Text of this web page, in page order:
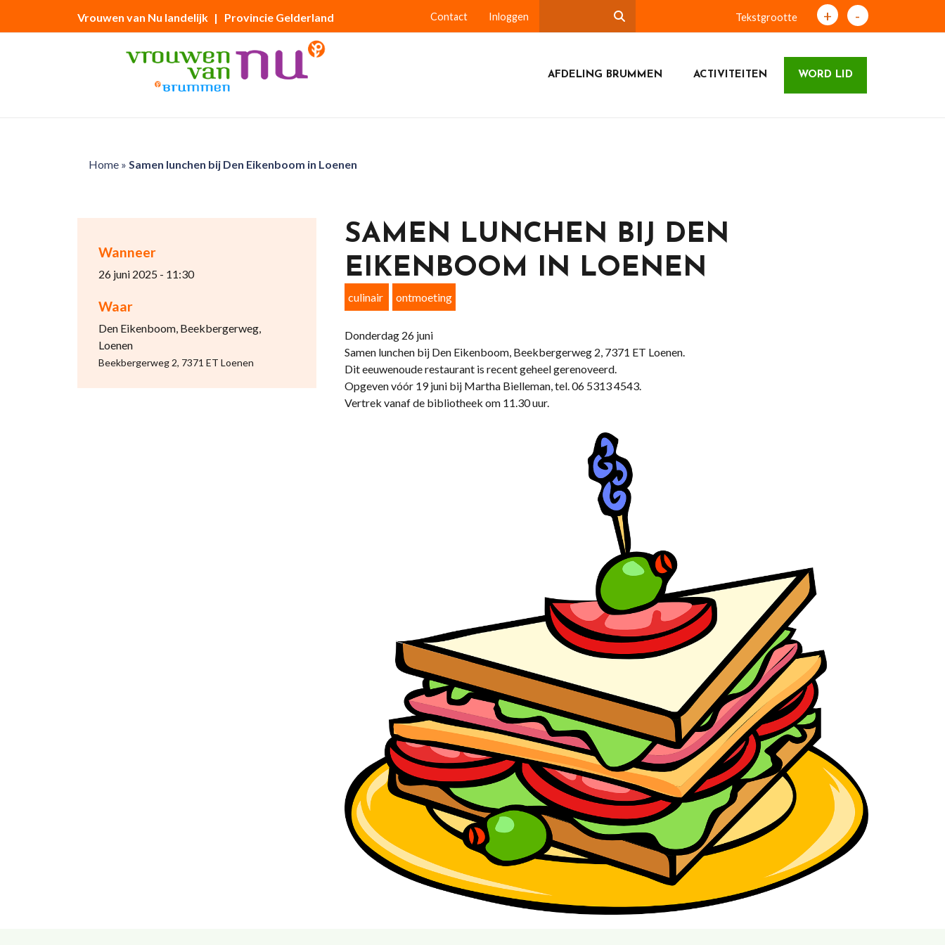
Vrouwen van Nu landelijk | Provincie Gelderland Contact Inloggen Tekstgrootte + -
AFDELING BRUMMEN ACTIVITEITEN WORD LID
Home» Samen lunchen bij Den Eikenboom in Loenen
Wanneer
26 juni 2025 - 11:30
Waar
Den Eikenboom, Beekbergerweg,
Loenen
Beekbergerweg 2, 7371 ET Loenen
SAMEN LUNCHEN BIJ DEN
EIKENBOOM IN LOENEN
culinair ontmoeting
Donderdag 26 juni
Samen lunchen bij Den Eikenboom, Beekbergerweg 2, 7371 ET Loenen.
Dit eeuwenoude restaurant is recent geheel gerenoveerd.
Opgeven vóór 19 juni bij Martha Bielleman, tel. 06 5313 4543.
Vertrek vanaf de bibliotheek om 11.30 uur.